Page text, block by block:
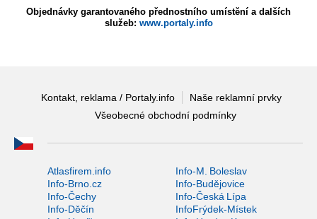
Objednávky garantovaného přednostního umístění a dalších
služeb: www.portaly.info
Kontakt, reklama / Portaly.info
Naše reklamní prvky
Všeobecné obchodní podmínky
Atlasfirem.info
Info-M. Boleslav
Info-Brno.cz
Info-Budějovice
Info-Čechy
Info-Česká Lípa
Info-Děčín
InfoFrýdek-Místek